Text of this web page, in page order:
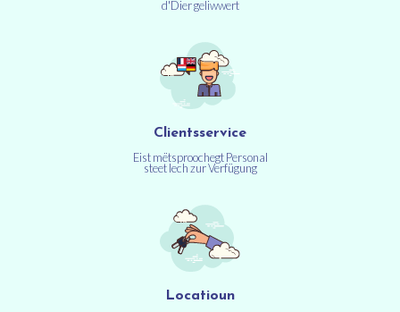
d'Dier geliwwert
Clientsservice
Eist mëtsproochegt Personal
steet Iech zur Verfügung
Locatioun